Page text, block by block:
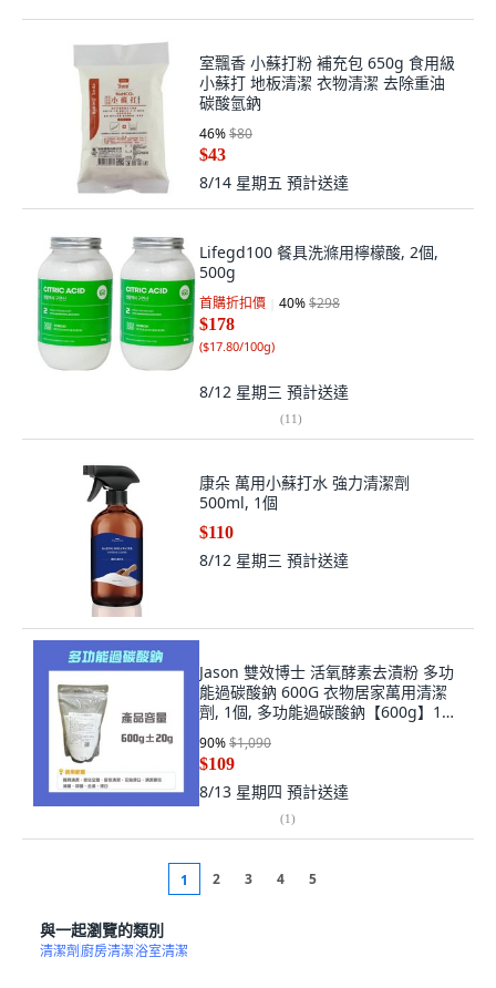
室飄香 小蘇打粉 補充包 650g 食用級
小蘇打 地板清潔 衣物清潔 去除重油
碳酸氫鈉
46%$80
$43
8/14 星期五 預計送達
Lifegd100 餐具洗滌用檸檬酸, 2個,
500g
首購折扣價 40%$298
$178
($17.80/100g)
8/12 星期三 預計送達
(11)
康朵 萬用小蘇打水 強力清潔劑
500ml, 1個
$110
8/12 星期三 預計送達
Jason 雙效博士 活氧酵素去漬粉 多功
能過碳酸鈉 600G 衣物居家萬用清潔
劑, 1個, 多功能過碳酸鈉【600g】1袋,
600g, 多功能
90%$1,090
$109
8/13 星期四 預計送達
(1)
1 2 3 4 5
與一起瀏覽的類別
清潔劑廚房清潔浴室清潔